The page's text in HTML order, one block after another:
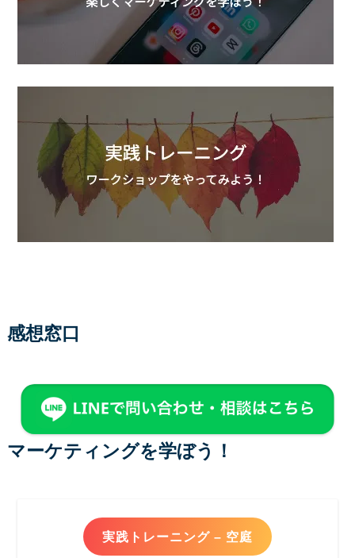
感想窓口
マーケティングを学ぼう！
実践トレーニング – 空庭